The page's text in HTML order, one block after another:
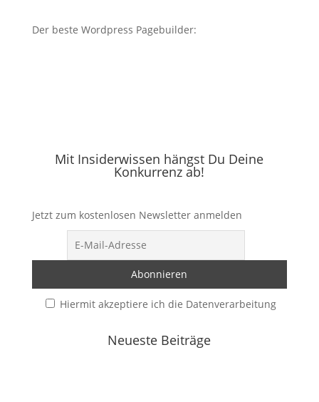
Der beste Wordpress Pagebuilder:
Mit Insiderwissen hängst Du Deine
Konkurrenz ab!
Jetzt zum kostenlosen Newsletter anmelden
Hiermit akzeptiere ich die Datenverarbeitung
Neueste Beiträge